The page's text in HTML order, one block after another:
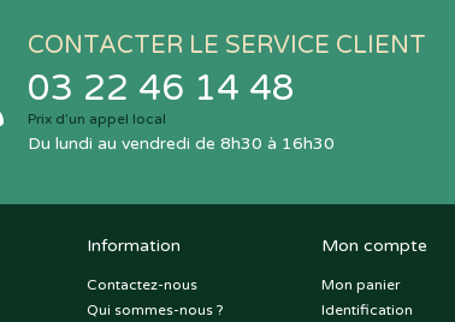
CONTACTER LE SERVICE CLIENT
03 22 46 14 48
Prix d’un appel local
Du lundi au vendredi de 8h30 à 16h30
Information
Contactez-nous
Qui sommes-nous ?
Mon compte
Mon panier
Identification